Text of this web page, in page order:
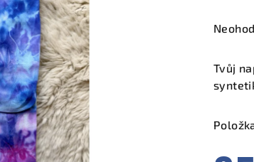
0,0
5
Tvůj